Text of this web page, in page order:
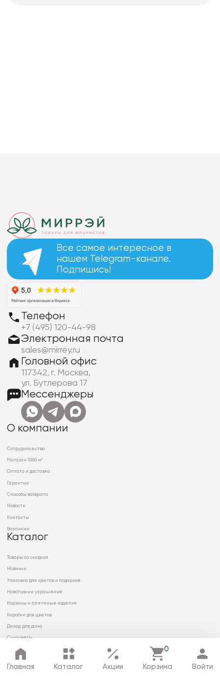
Главная Каталог Акции
0
Корзина Войти
Все самое интересное в
нашем Telegram-канале.
Подпишись!
Телефон
+7 (495) 120-44-98
Электронная почта
sales@mirrey.ru
Головной офис
117342, г. Москва,
ул. Бутлерова 17
Мессенджеры
О компании
Сотрудничество
Магазин 1000 м²
Оплата и доставка
Гарантии
Способы возврата
Новости
Контакты
Вакансии
Каталог
Товары со скидкой
Новинки
Упаковка для цветов и подарков
Новогодние украшения
Корзины и плетеные изделия
Коробки для цветов
Декор для дома
Сухоцветы
© 2026 ООО «МИРРЭЙ»